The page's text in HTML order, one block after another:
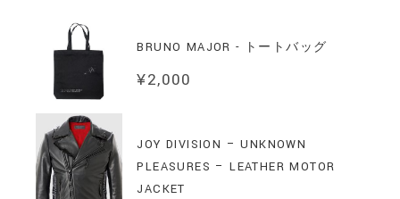
BRUNO MAJOR - トートバッグ
¥2,000
JOY DIVISION – UNKNOWN
PLEASURES – LEATHER MOTOR
JACKET